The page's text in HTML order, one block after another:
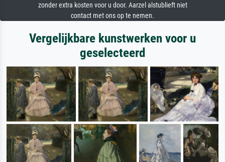
zonder extra kosten voor u door. Aarzel alstublieft niet
contact met ons op te nemen.
Vergelijkbare kunstwerken voor u
geselecteerd